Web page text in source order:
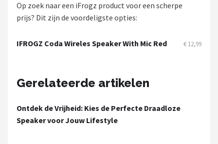
Dali
Alle merken →
Op zoek naar een iFrogz product voor een scherpe
prijs? Dit zijn de voordeligste opties:
IFROGZ Coda Wireles Speaker With Mic Red € 12,99
Gerelateerde artikelen
Ontdek de Vrijheid: Kies de Perfecte Draadloze
Speaker voor Jouw Lifestyle